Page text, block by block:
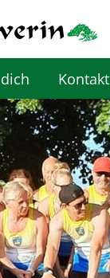
Kontakt